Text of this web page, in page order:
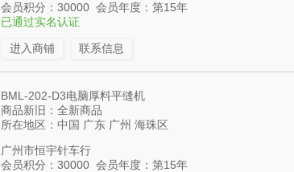
会员积分：30000 会员年度：第15年
已通过实名认证
进入商铺 联系信息
BML-202-D3电脑厚料平缝机
商品新旧：全新商品
所在地区：中国 广东 广州 海珠区
广州市恒宇针车行
会员积分：30000 会员年度：第15年